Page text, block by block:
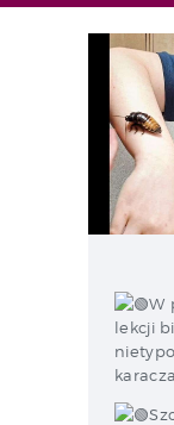
O NAS
W
lekcji